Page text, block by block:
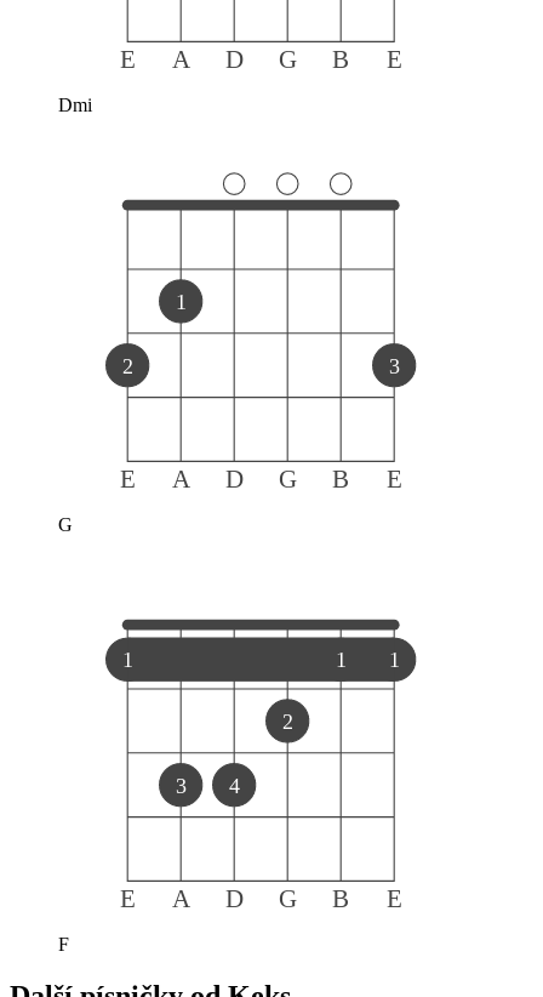
E A D G B E
Dmi
E A D G B E
2
1
3
G
E A D G B E
1 1 1
3 4
2
F